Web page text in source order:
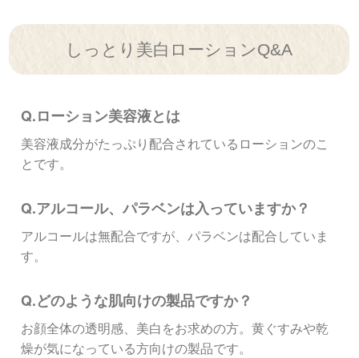
しっとり美白ローションQ&A
Q.ローション美容液とは
美容液成分がたっぷり配合されているローションのこ
とです。
Q.アルコール、パラベンは入っていますか？
アルコールは無配合ですが、パラベンは配合していま
す。
Q.どのような肌向けの製品ですか？
お顔全体の透明感、美白をお求めの方。黄ぐすみや乾
燥が気になっている方向けの製品です。